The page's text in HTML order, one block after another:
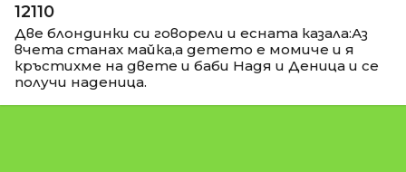
12110
Две блондинки си говорели и есната казала:Аз
вчета станах майка,а детето е момиче и я
кръстихме на двете и баби Надя и Деница и се
получи наденица.